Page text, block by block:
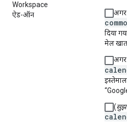
Workspace
ऐड-ऑन
दिया
मेल
(